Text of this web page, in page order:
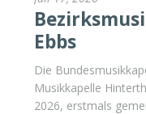
Ebbs
Die
Musikkapelle
2026, erstmals